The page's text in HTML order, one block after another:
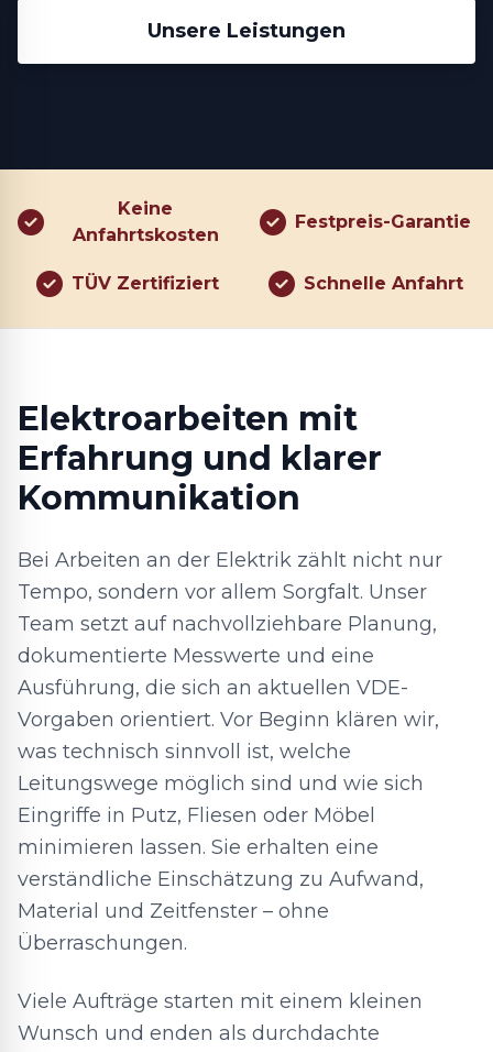
Unsere Leistungen
Keine
Anfahrtskosten
Festpreis-Garantie
TÜV Zertifiziert Schnelle Anfahrt
Elektroarbeiten mit
Erfahrung und klarer
Kommunikation
Bei Arbeiten an der Elektrik zählt nicht nur
Tempo, sondern vor allem Sorgfalt. Unser
Team setzt auf nachvollziehbare Planung,
dokumentierte Messwerte und eine
Ausführung, die sich an aktuellen VDE-
Vorgaben orientiert. Vor Beginn klären wir,
was technisch sinnvoll ist, welche
Leitungswege möglich sind und wie sich
Eingriffe in Putz, Fliesen oder Möbel
minimieren lassen. Sie erhalten eine
verständliche Einschätzung zu Aufwand,
Material und Zeitfenster – ohne
Überraschungen.
Viele Aufträge starten mit einem kleinen
Wunsch und enden als durchdachte